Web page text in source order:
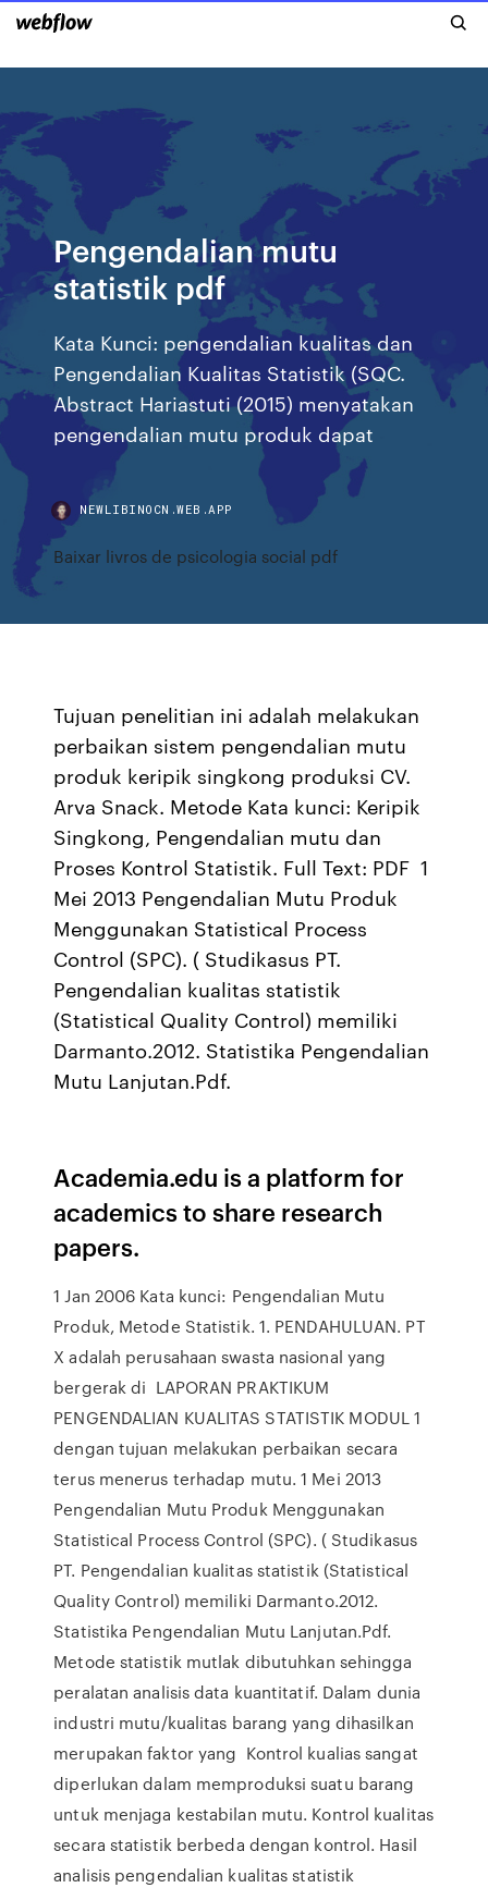
Pengendalian mutu
statistik pdf
Kata Kunci: pengendalian kualitas dan
Pengendalian Kualitas Statistik (SQC.
Abstract Hariastuti (2015) menyatakan
pengendalian mutu produk dapat
NEWLIBINOCN.WEB.APP
Baixar livros de psicologia social pdf
Tujuan penelitian ini adalah melakukan
perbaikan sistem pengendalian mutu
produk keripik singkong produksi CV.
Arva Snack. Metode Kata kunci: Keripik
Singkong, Pengendalian mutu dan
Proses Kontrol Statistik. Full Text: PDF 1
Mei 2013 Pengendalian Mutu Produk
Menggunakan Statistical Process
Control (SPC). ( Studikasus PT.
Pengendalian kualitas statistik
(Statistical Quality Control) memiliki
Darmanto.2012. Statistika Pengendalian
Mutu Lanjutan.Pdf.
Academia.edu is a platform for
academics to share research
papers.
1 Jan 2006 Kata kunci: Pengendalian Mutu
Produk, Metode Statistik. 1. PENDAHULUAN. PT
X adalah perusahaan swasta nasional yang
bergerak di LAPORAN PRAKTIKUM
PENGENDALIAN KUALITAS STATISTIK MODUL 1
dengan tujuan melakukan perbaikan secara
terus menerus terhadap mutu. 1 Mei 2013
Pengendalian Mutu Produk Menggunakan
Statistical Process Control (SPC). ( Studikasus
PT. Pengendalian kualitas statistik (Statistical
Quality Control) memiliki Darmanto.2012.
Statistika Pengendalian Mutu Lanjutan.Pdf.
Metode statistik mutlak dibutuhkan sehingga
peralatan analisis data kuantitatif. Dalam dunia
industri mutu/kualitas barang yang dihasilkan
merupakan faktor yang Kontrol kualias sangat
diperlukan dalam memproduksi suatu barang
untuk menjaga kestabilan mutu. Kontrol kualitas
secara statistik berbeda dengan kontrol. Hasil
analisis pengendalian kualitas statistik